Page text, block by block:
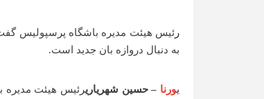
رئیس هیئت مدیره باشگاه پرسپولیس گفت: برای فسخ قرارداد بیرانوند مراحل قانونی را دنبال می کند و علاوه بر آن
به دنبال دروازه بان جدید است.
یورنا – حسین شهریاریرئیس هیئت مدیره